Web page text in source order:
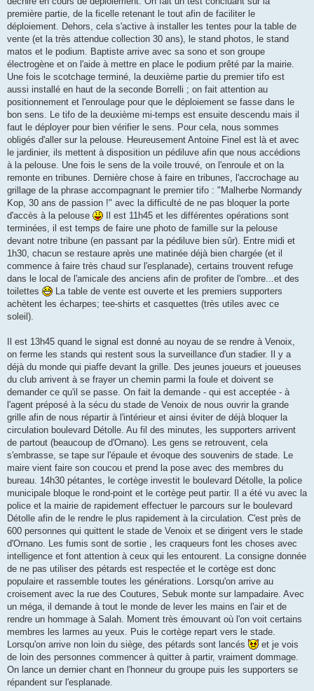
première partie, de la ficelle retenant le tout afin de faciliter le
déploiement. Dehors, cela s'active à installer les tentes pour la table de
vente (et la très attendue collection 30 ans), le stand photos, le stand
matos et le podium. Baptiste arrive avec sa sono et son groupe
électrogène et on l'aide à mettre en place le podium prêté par la mairie.
Une fois le scotchage terminé, la deuxième partie du premier tifo est
aussi installé en haut de la seconde Borrelli ; on fait attention au
positionnement et l'enroulage pour que le déploiement se fasse dans le
bon sens. Le tifo de la deuxième mi-temps est ensuite descendu mais il
faut le déployer pour bien vérifier le sens. Pour cela, nous sommes
obligés d'aller sur la pelouse. Heureusement Antoine Finel est là et avec
le jardinier, ils mettent à disposition un pédiluve afin que nous accédions
à la pelouse. Une fois le sens de la voile trouvé, on l'enroule et on la
remonte en tribunes. Dernière chose à faire en tribunes, l'accrochage au
grillage de la phrase accompagnant le premier tifo : "Malherbe Normandy
Kop, 30 ans de passion !" avec la difficulté de ne pas bloquer la porte
d'accès à la pelouse
Il est 11h45 et les différentes opérations sont
terminées, il est temps de faire une photo de famille sur la pelouse
devant notre tribune (en passant par la pédiluve bien sûr). Entre midi et
1h30, chacun se restaure après une matinée déjà bien chargée (et il
commence à faire très chaud sur l'esplanade), certains trouvent refuge
dans le local de l'amicale des anciens afin de profiter de l'ombre...et des
toilettes
La table de vente est ouverte et les premiers supporters
achètent les écharpes; tee-shirts et casquettes (très utiles avec ce
soleil).
Il est 13h45 quand le signal est donné au noyau de se rendre à Venoix,
on ferme les stands qui restent sous la surveillance d'un stadier. Il y a
déjà du monde qui piaffe devant la grille. Des jeunes joueurs et joueuses
du club arrivent à se frayer un chemin parmi la foule et doivent se
demander ce qu'il se passe. On fait la demande - qui est acceptée - à
l'agent préposé à la sécu du stade de Venoix de nous ouvrir la grande
grille afin de nous répartir à l'intérieur et ainsi éviter de déjà bloquer la
circulation boulevard Détolle. Au fil des minutes, les supporters arrivent
de partout (beaucoup de d'Ornano). Les gens se retrouvent, cela
s'embrasse, se tape sur l'épaule et évoque des souvenirs de stade. Le
maire vient faire son coucou et prend la pose avec des membres du
bureau. 14h30 pétantes, le cortège investit le boulevard Détolle, la police
municipale bloque le rond-point et le cortège peut partir. Il a été vu avec la
police et la mairie de rapidement effectuer le parcours sur le boulevard
Détolle afin de le rendre le plus rapidement à la circulation. C'est près de
600 personnes qui quittent le stade de Venoix et se dirigent vers le stade
d'Ornano. Les fumis sont de sortie , les craqueurs font les choses avec
intelligence et font attention à ceux qui les entourent. La consigne donnée
de ne pas utiliser des pétards est respectée et le cortège est donc
populaire et rassemble toutes les générations. Lorsqu'on arrive au
croisement avec la rue des Coutures, Sebuk monte sur lampadaire. Avec
un méga, il demande à tout le monde de lever les mains en l'air et de
rendre un hommage à Salah. Moment très émouvant où l'on voit certains
membres les larmes au yeux. Puis le cortège repart vers le stade.
Lorsqu'on arrive non loin du siège, des pétards sont lancés
et je vois
de loin des personnes commencer à quitter à partir, vraiment dommage.
On lance un dernier chant en l'honneur du groupe puis les supporters se
répandent sur l'esplanade.